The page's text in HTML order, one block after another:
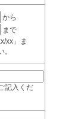
から
まで
xx」ま
記入くだ